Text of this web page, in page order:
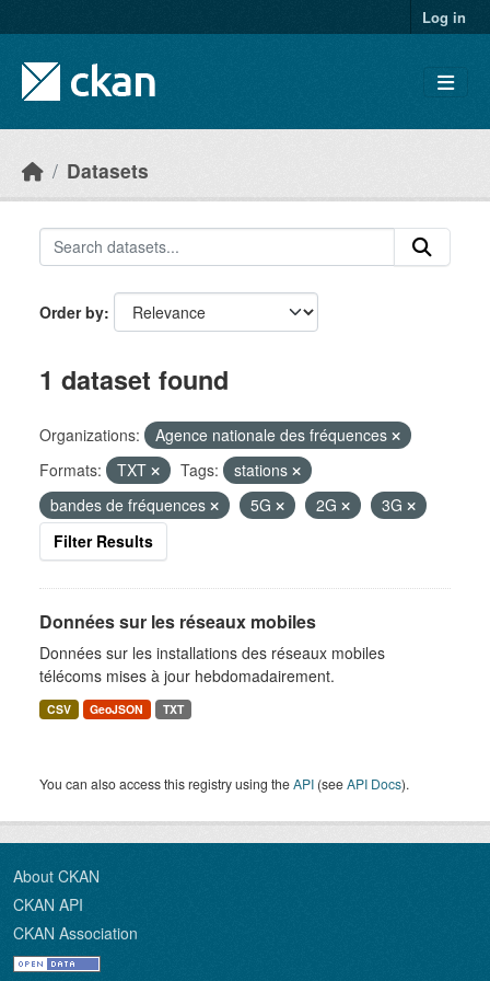
Log in
Datasets
Order by
1 dataset found
Organizations:
Agence nationale des fréquences
Formats:
TXT Tags:
stations
bandes de fréquences
5G 2G
3G
Filter Results
Données sur les réseaux mobiles
Données sur les installations des réseaux mobiles
télécoms mises à jour hebdomadairement.
CSV GeoJSON TXT
You can also access this registry using theAPI (seeAPI Docs).
About CKAN
CKAN API
CKAN Association